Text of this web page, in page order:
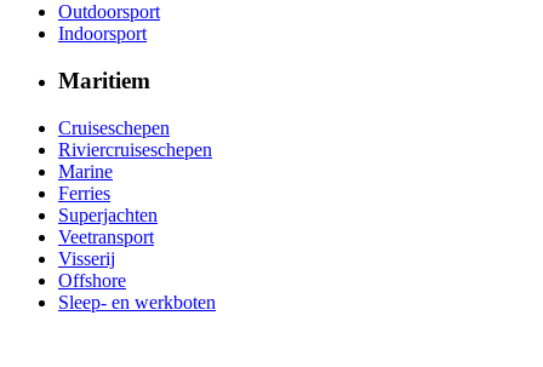
Outdoorsport
Indoorsport
Maritiem
Cruiseschepen
Riviercruiseschepen
Marine
Ferries
Superjachten
Veetransport
Visserij
Offshore
Sleep- en werkboten